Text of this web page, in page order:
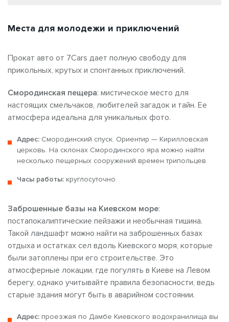
Места для молодежи и приключений
Прокат авто от 7Cars дает полную свободу для
прикольных, крутых и спонтанных приключений.
Смородинская пещера: мистическое место для
настоящих смельчаков, любителей загадок и тайн. Ее
атмосфера идеальна для уникальных фото.
Адрес: Смородинский спуск. Ориентир — Кирилловская
церковь. На склонах Смородинского яра можно найти
несколько пещерных сооружений времен трипольцев.
Часы работы: круглосуточно.
Заброшенные базы на Киевском море:
постапокалиптические пейзажи и необычная тишина.
Такой ландшафт можно найти на заброшенных базах
отдыха и остатках сел вдоль Киевского моря, которые
были затоплены при его строительстве. Это
атмосферные локации, где погулять в Киеве на Левом
берегу, однако учитывайте правила безопасности, ведь
старые здания могут быть в аварийном состоянии.
Адрес: проезжая по Дамбе Киевского водохранилища вы